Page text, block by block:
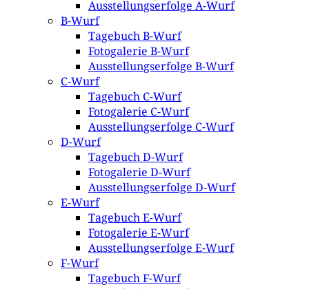
Ausstellungserfolge A-Wurf
B-Wurf
Tagebuch B-Wurf
Fotogalerie B-Wurf
Ausstellungserfolge B-Wurf
C-Wurf
Tagebuch C-Wurf
Fotogalerie C-Wurf
Ausstellungserfolge C-Wurf
D-Wurf
Tagebuch D-Wurf
Fotogalerie D-Wurf
Ausstellungserfolge D-Wurf
E-Wurf
Tagebuch E-Wurf
Fotogalerie E-Wurf
Ausstellungserfolge E-Wurf
F-Wurf
Tagebuch F-Wurf